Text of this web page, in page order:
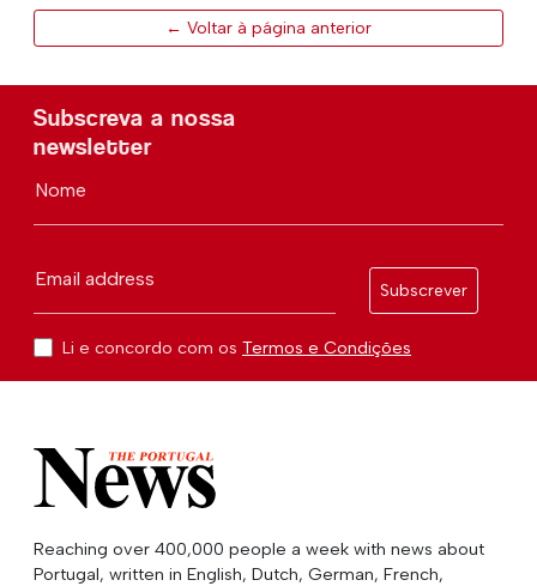
← Voltar à página anterior
Subscreva a nossa
newsletter
Nome
Email address
Subscrever
Li e concordo com os Termos e Condições
Reaching over 400,000 people a week with news about
Portugal, written in English, Dutch, German, French,